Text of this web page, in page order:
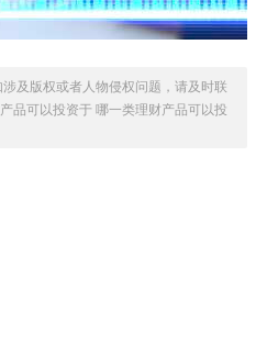
及版权或者人物侵权问题，请及时联
品可以投资于 哪一类理财产品可以投